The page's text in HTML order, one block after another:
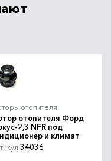
отопителя
отопителя Форд
2,3 NFR под
и климат
34036